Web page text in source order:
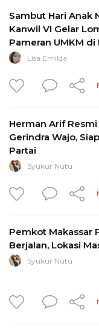
Sambut Hari Anak
Kanwil VI Gelar
Pameran UMKM di
Lisa Emilda
Herman Arif
Gerindra Wajo,
Partai
Syukur Nutu
Pemkot Makassar
Berjalan, Lokasi
Syukur Nutu